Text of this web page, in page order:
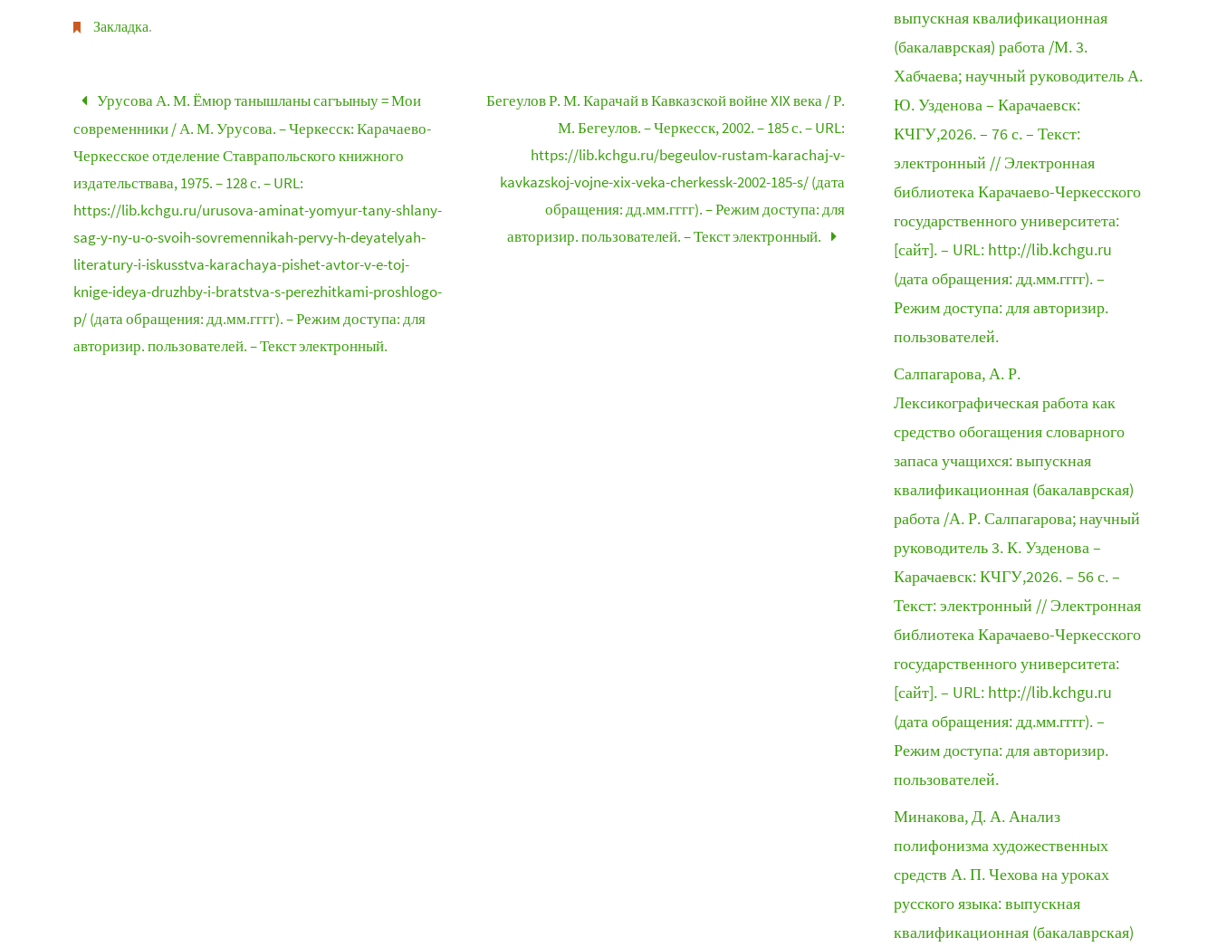
Закладка.
Урусова А. М. Ёмюр танышланы сагъыныу = Мои
современники / А. М. Урусова. – Черкесск: Карачаево-
Черкесское отделение Ставрапольского книжного
издательствава, 1975. – 128 с. – URL:
https://lib.kchgu.ru/urusova-aminat-yomyur-tany-shlany-
sag-y-ny-u-o-svoih-sovremennikah-pervy-h-deyatelyah-
literatury-i-iskusstva-karachaya-pishet-avtor-v-e-toj-
knige-ideya-druzhby-i-bratstva-s-perezhitkami-proshlogo-
p/ (дата обращения: дд.мм.гггг). – Режим доступа: для
авторизир. пользователей. – Текст электронный.
Бегеулов Р. М. Карачай в Кавказской войне XIX века / Р.
М. Бегеулов. – Черкесск, 2002. – 185 с. – URL:
https://lib.kchgu.ru/begeulov-rustam-karachaj-v-
kavkazskoj-vojne-xix-veka-cherkessk-2002-185-s/ (дата
обращения: дд.мм.гггг). – Режим доступа: для
авторизир. пользователей. – Текст электронный.
выпускная квалификационная
(бакалаврская) работа /М. 3.
Хабчаева; научный руководитель А.
Ю. Узденова – Карачаевск:
КЧГУ,2026. – 76 с. – Текст:
электронный // Электронная
библиотека Карачаево-Черкесского
государственного университета:
[сайт]. – URL: http://lib.kchgu.ru
(дата обращения: дд.мм.гггг). –
Режим доступа: для авторизир.
пользователей.
Салпагарова, А. Р.
Лексикографическая работа как
средство обогащения словарного
запаса учащихся: выпускная
квалификационная (бакалаврская)
работа /А. Р. Салпагарова; научный
руководитель 3. К. Узденова –
Карачаевск: КЧГУ,2026. – 56 с. –
Текст: электронный // Электронная
библиотека Карачаево-Черкесского
государственного университета:
[сайт]. – URL: http://lib.kchgu.ru
(дата обращения: дд.мм.гггг). –
Режим доступа: для авторизир.
пользователей.
Минакова, Д. А. Анализ
полифонизма художественных
средств А. П. Чехова на уроках
русского языка: выпускная
квалификационная (бакалаврская)